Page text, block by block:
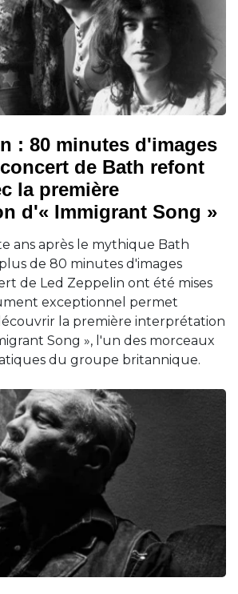
: 80 minutes d'images
de Bath refont
la première
d'« Immigrant Song »
ans après le mythique Bath
de 80 minutes d'images
de Led Zeppelin ont été mises
exceptionnel permet
la première interprétation
Song », l'un des morceaux
du groupe britannique.